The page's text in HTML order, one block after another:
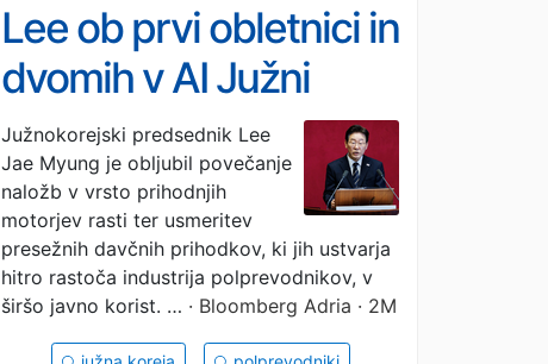
Lee ob prvi obletnici in
dvomih v AI Južni
Koreji napoveduje
razcvet
Južnokorejski predsednik Lee
Jae Myung je obljubil povečanje
naložb v vrsto prihodnjih
motorjev rasti ter usmeritev
presežnih davčnih prihodkov, ki jih ustvarja
hitro rastoča industrija polprevodnikov, v
širšo javno korist. … · Bloomberg Adria · 2M